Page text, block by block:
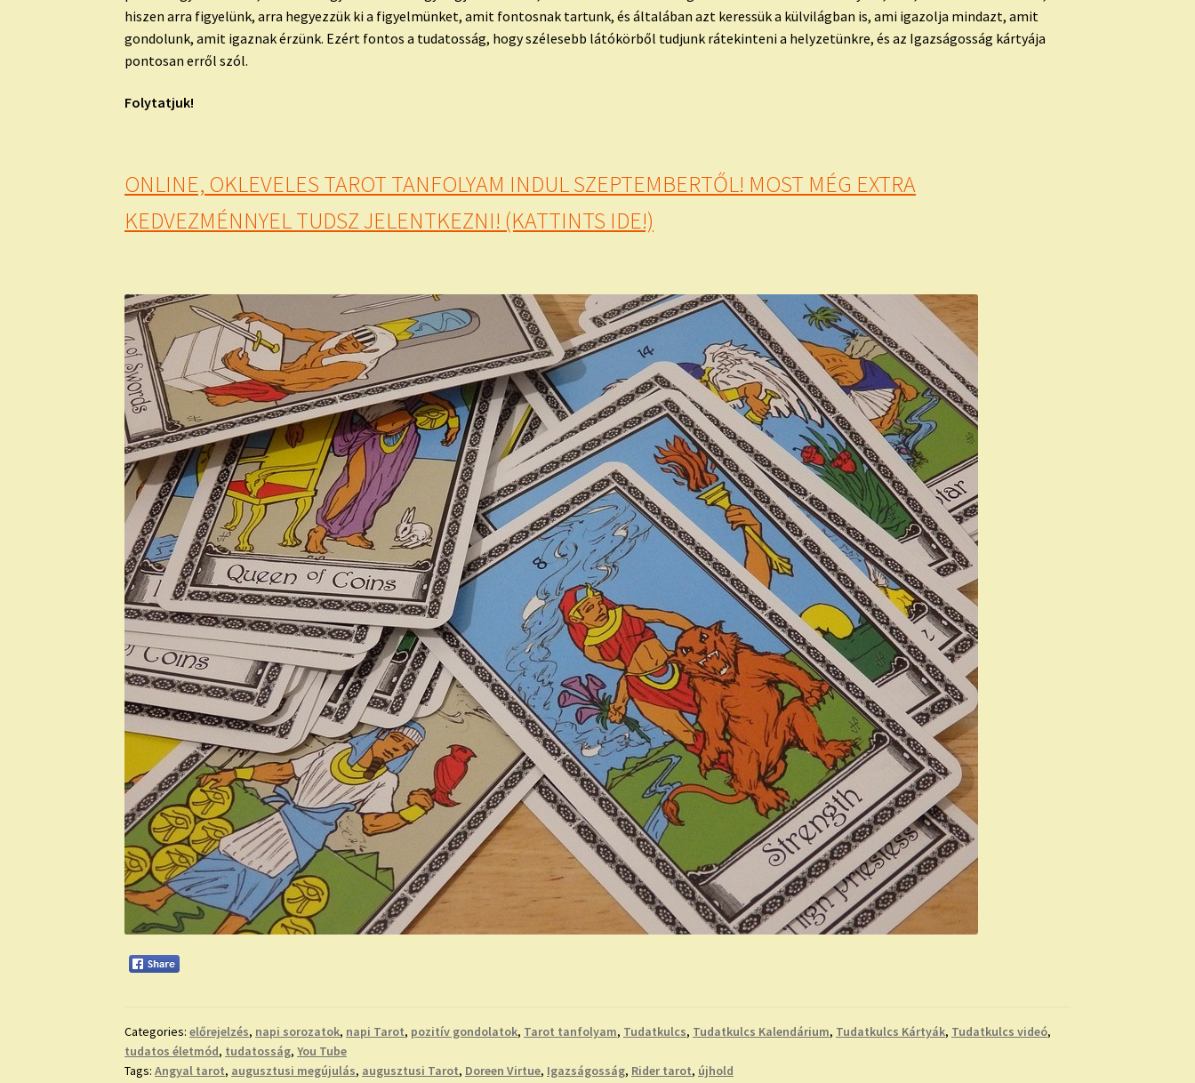
hiszen arra figyelünk, arra hegyezzük ki a figyelmünket, amit fontosnak tartunk, és általában azt keressük a külvilágban is, ami igazolja mindazt, amit
gondolunk, amit igaznak érzünk. Ezért fontos a tudatosság, hogy szélesebb látókörből tudjunk rátekinteni a helyzetünkre, és az Igazságosság kártyája
pontosan erről szól.
Folytatjuk!
ONLINE, OKLEVELES TAROT TANFOLYAM INDUL SZEPTEMBERTŐL! MOST MÉG EXTRA
KEDVEZMÉNNYEL TUDSZ JELENTKEZNI! (KATTINTS IDE!)
Categories:előrejelzés, napi sorozatok, napi Tarot, pozitív gondolatok, Tarot tanfolyam, Tudatkulcs, Tudatkulcs Kalendárium, Tudatkulcs Kártyák, Tudatkulcs videó,
tudatos életmód, tudatosság,You Tube
Tags:Angyal tarot, augusztusi megújulás, augusztusi Tarot, Doreen Virtue, Igazságosság, Rider tarot, újhold